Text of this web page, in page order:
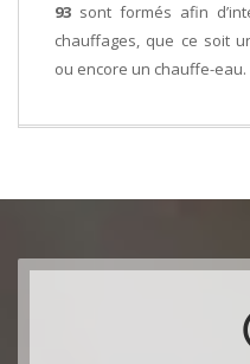
93 sont formés afin
chauffages, que ce soit
ou encore un chauffe-eau.